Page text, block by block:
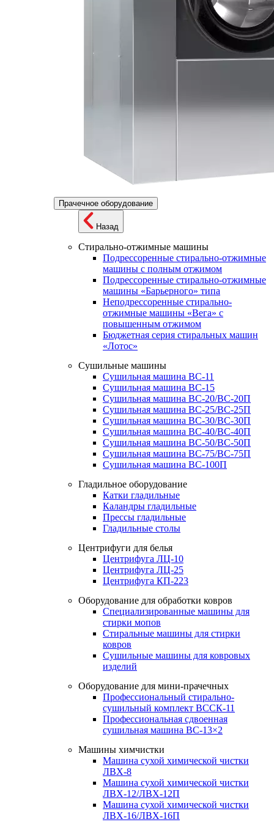
Прачечное оборудование
Назад
Стирально-отжимные машины
Подрессоренные стирально-отжимные
машины с полным отжимом
Подрессоренные стирально-отжимные
машины «Барьерного» типа
Неподрессоренные стирально-
отжимные машины «Вега» с
повышенным отжимом
Бюджетная серия стиральных машин
«Лотос»
Сушильные машины
Сушильная машина ВС-11
Сушильная машина ВС-15
Сушильная машина ВС-20/ВС-20П
Сушильная машина ВС-25/ВС-25П
Сушильная машина ВС-30/ВС-30П
Сушильная машина ВС-40/ВС-40П
Сушильная машина ВС-50/ВС-50П
Сушильная машина ВС-75/ВС-75П
Сушильная машина ВС-100П
Гладильное оборудование
Катки гладильные
Каландры гладильные
Прессы гладильные
Гладильные столы
Центрифуги для белья
Центрифуга ЛЦ-10
Центрифуга ЛЦ-25
Центрифуга КП-223
Оборудование для обработки ковров
Специализированные машины для
стирки мопов
Стиральные машины для стирки
ковров
Сушильные машины для ковровых
изделий
Оборудование для мини-прачечных
Профессиональный стирально-
сушильный комплект ВССК-11
Профессиональная сдвоенная
сушильная машина ВС-13×2
Машины химчистки
Машина сухой химической чистки
ЛВХ-8
Машина сухой химической чистки
ЛВХ-12/ЛВХ-12П
Машина сухой химической чистки
ЛВХ-16/ЛВХ-16П